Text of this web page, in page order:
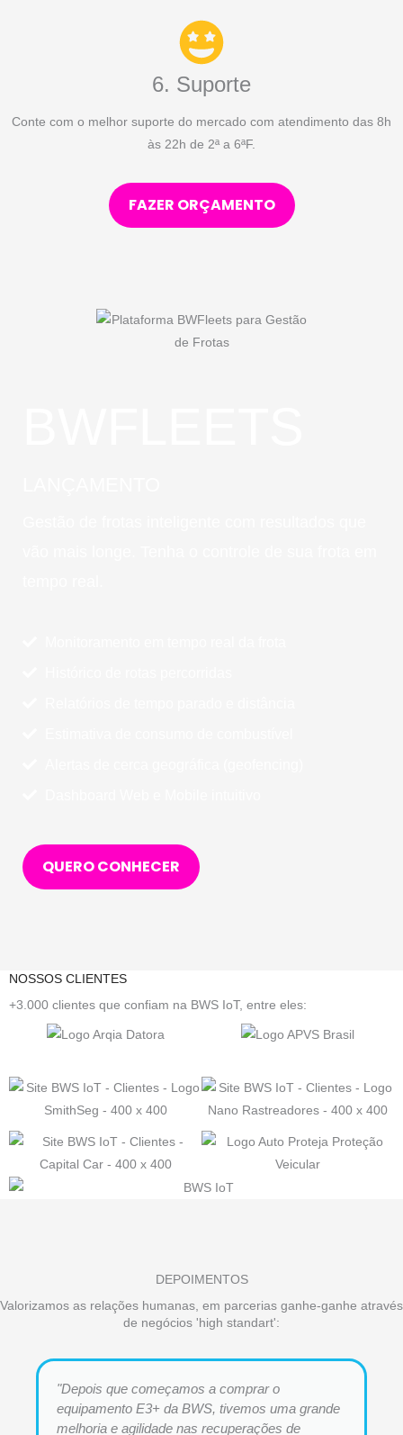
6. Suporte
Conte com o melhor suporte do mercado com atendimento das 8h
às 22h de 2ª a 6ªF.
FAZER ORÇAMENTO
QUERO CONHECER
NOSSOS CLIENTES
+3.000 clientes que confiam na BWS IoT, entre eles:
DEPOIMENTOS
Valorizamos as relações humanas, em parcerias ganhe-ganhe através
de negócios 'high standart':
"Depois que começamos a comprar o
equipamento E3+ da BWS, tivemos uma grande
melhoria e agilidade nas recuperações de